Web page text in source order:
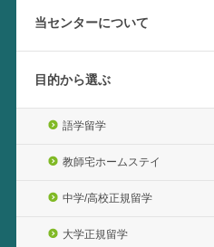
当センターについて
目的から選ぶ
語学留学
教師宅ホームステイ
中学/高校正規留学
大学正規留学